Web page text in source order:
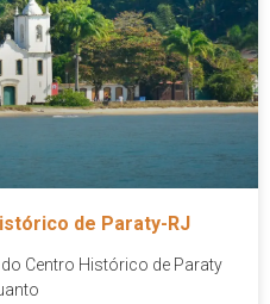
de Paraty-RJ
Centro Histórico de Paraty